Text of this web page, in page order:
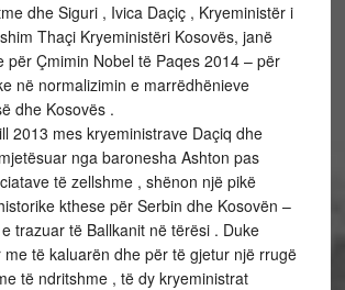
dhe Siguri , Ivica Daçiç , Kryeministër i
Thaçi Kryeministëri Kosovës, janë
për Çmimin Nobel të Paqes 2014 – për
në normalizimin e marrëdhënieve
dhe Kosovës .
2013 mes kryeministrave Daçiq dhe
nga baronesha Ashton pas
të zellshme , shënon një pikë
kthese për Serbin dhe Kosovën –
trazuar të Ballkanit në tërësi . Duke
me të kaluarën dhe për të gjetur një rrugë
të ndritshme , të dy kryeministrat